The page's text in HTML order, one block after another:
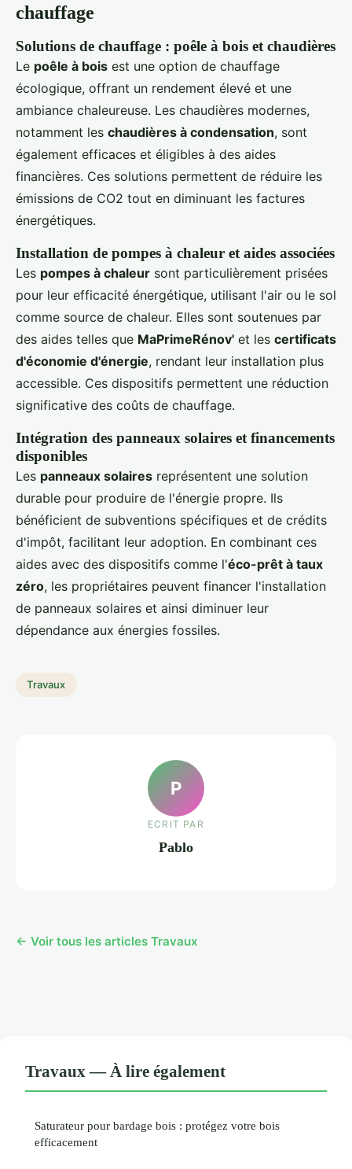
chauffage
Solutions de chauffage : poêle à bois et chaudières
Le poêle à bois est une option de chauffage
écologique, offrant un rendement élevé et une
ambiance chaleureuse. Les chaudières modernes,
notamment les chaudières à condensation, sont
également efficaces et éligibles à des aides
financières. Ces solutions permettent de réduire les
émissions de CO2 tout en diminuant les factures
énergétiques.
Installation de pompes à chaleur et aides associées
Les pompes à chaleur sont particulièrement prisées
pour leur efficacité énergétique, utilisant l'air ou le sol
comme source de chaleur. Elles sont soutenues par
des aides telles que MaPrimeRénov' et les certificats
d'économie d'énergie, rendant leur installation plus
accessible. Ces dispositifs permettent une réduction
significative des coûts de chauffage.
Intégration des panneaux solaires et financements
disponibles
Les panneaux solaires représentent une solution
durable pour produire de l'énergie propre. Ils
bénéficient de subventions spécifiques et de crédits
d'impôt, facilitant leur adoption. En combinant ces
aides avec des dispositifs comme l'éco-prêt à taux
zéro, les propriétaires peuvent financer l'installation
de panneaux solaires et ainsi diminuer leur
dépendance aux énergies fossiles.
Travaux
P
ECRIT PAR
Pablo
← Voir tous les articles Travaux
Travaux — À lire également
Saturateur pour bardage bois : protégez votre bois
efficacement